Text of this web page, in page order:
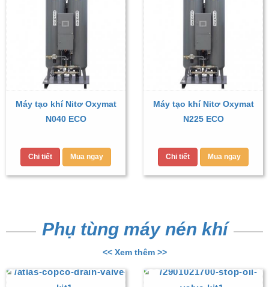
Máy tạo khí Nitơ Oxymat
N040 ECO
Chi tiết Mua ngay
Máy tạo khí Nitơ Oxymat
N225 ECO
Chi tiết Mua ngay
Phụ tùng máy nén khí
<< Xem thêm >>